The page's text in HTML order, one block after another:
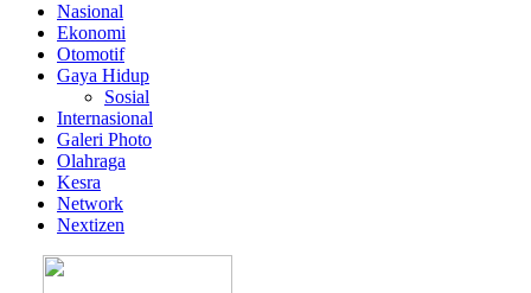
Nasional
Ekonomi
Otomotif
Gaya Hidup
Sosial
Internasional
Galeri Photo
Olahraga
Kesra
Network
Nextizen